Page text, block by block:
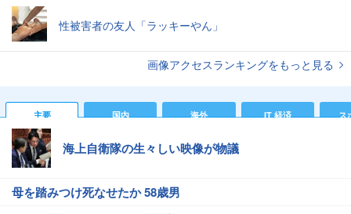
性被害者の友人「ラッキーやん」
画像アクセスランキングをもっと見る
主要 国内 海外 IT 経済 ス
海上自衛隊の生々しい映像が物議
母を踏みつけ死なせたか 58歳男